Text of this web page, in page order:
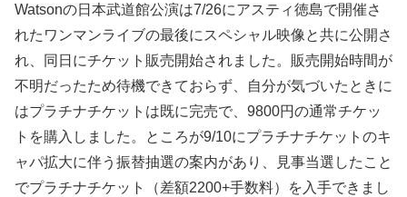
Watsonの日本武道館公演は7/26にアスティ徳島で開催さ
れたワンマンライブの最後にスペシャル映像と共に公開さ
れ、同日にチケット販売開始されました。販売開始時間が
不明だったため待機できておらず、自分が気づいたときに
はプラチナチケットは既に完売で、9800円の通常チケッ
トを購入しました。ところが9/10にプラチナチケットのキ
ャパ拡大に伴う振替抽選の案内があり、見事当選したこと
でプラチナチケット（差額2200+手数料）を入手できまし